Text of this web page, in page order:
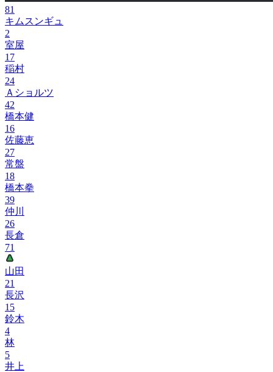
81
キムスンギュ
2
室屋
17
稲村
24
Ａショルツ
42
橋本健
16
佐藤恵
27
常盤
18
橋本拳
39
仲川
26
長倉
71
山田
21
長沢
15
鈴木
4
林
5
井上